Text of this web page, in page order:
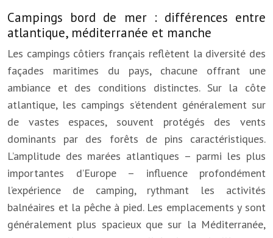
Campings bord de mer : différences entre
atlantique, méditerranée et manche
Les campings côtiers français reflètent la diversité des
façades maritimes du pays, chacune offrant une
ambiance et des conditions distinctes. Sur la côte
atlantique, les campings s’étendent généralement sur
de vastes espaces, souvent protégés des vents
dominants par des forêts de pins caractéristiques.
L’amplitude des marées atlantiques – parmi les plus
importantes d’Europe – influence profondément
l’expérience de camping, rythmant les activités
balnéaires et la pêche à pied. Les emplacements y sont
généralement plus spacieux que sur la Méditerranée,